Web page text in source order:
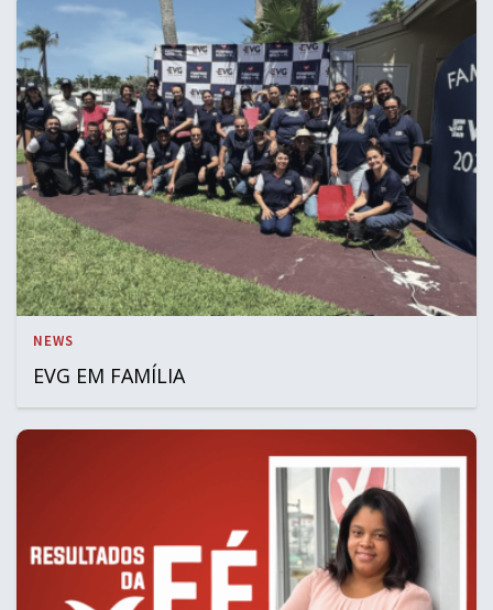
NEWS
EVG EM FAMÍLIA